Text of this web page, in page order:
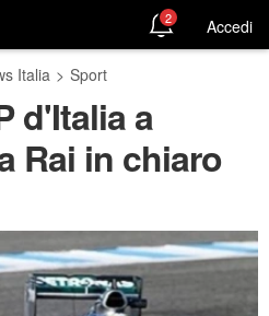
2 Accedi
Italia > Sport
d'Italia a
Rai in chiaro